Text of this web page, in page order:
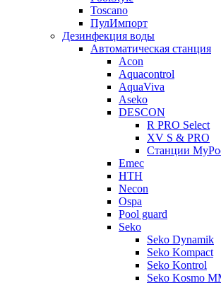
Toscano
ПулИмпорт
Дезинфекция воды
Автоматическая станция
Acon
Aquacontrol
AquaViva
Aseko
DESCON
R PRO Select
XV S & PRO
Станции
Emec
HTH
Necon
Ospa
Pool guard
Seko
Seko Dynamik
Seko Kompact
Seko Kontrol
Seko Kosmo